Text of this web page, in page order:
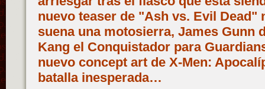
nuevo teaser de "Ash vs. Evil Dead"
suena una motosierra, James Gunn
Kang el Conquistador para
nuevo concept art de X-Men:
batalla inesperada…